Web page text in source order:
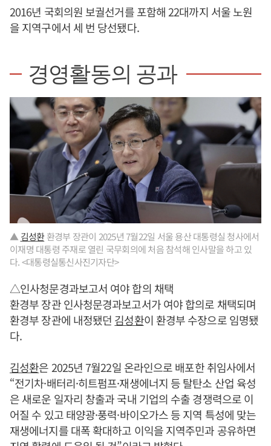
2016년 국회의원 보궐선거를 포함해 22대까지 서울 노원
을 지역구에서 세 번 당선됐다.
경영활동의 공과
▲ 김성환환경부 장관이 2025년 7월22일 서울 용산 대통령실 청사에서
이재명 대통령 주재로 열린 국무회의에 처음 참석해 인사말을 하고 있
다. <대통령실통신사진기자단>
△인사청문경과보고서 여야 합의 채택
환경부 장관 인사청문경과보고서가 여야 합의로 채택되며
환경부 장관에 내정됐던 김성환이 환경부 수장으로 임명됐
다.
김성환은 2025년 7월22일 온라인으로 배포한 취임사에서
“전기차·배터리·히트펌프·재생에너지 등 탈탄소 산업 육성
은 새로운 일자리 창출과 국내 기업의 수출 경쟁력으로 이
어질 수 있고 태양광·풍력·바이오가스 등 지역 특성에 맞는
재생에너지를 대폭 확대하고 이익을 지역주민과 공유하면